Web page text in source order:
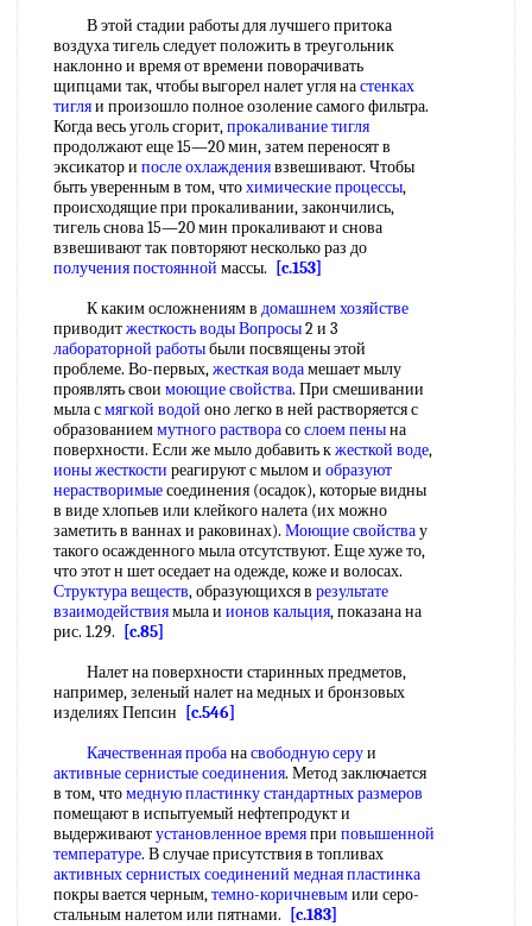
В этой стадии работы для лучшего притока
воздуха тигель следует положить в треугольник
наклонно и время от времени поворачивать
щипцами так, чтобы выгорел налет угля настенках
тигляи произошло полное озоление самого фильтра.
Когда весь уголь сгорит,прокаливание тигля
продолжают еще 15—20 мин, затем переносят в
эксикатор и после охлаждениявзвешивают. Чтобы
быть уверенным в том, чтохимические процессы,
происходящие при прокаливании, закончились,
тигель снова 15—20 мин прокаливают и снова
взвешивают так повторяют несколько раз до
получения постоянной массы.
[c.153]
К каким осложнениям в домашнем хозяйстве
приводитжесткость воды Вопросы2 и 3
лабораторной работыбыли посвящены этой
проблеме. Во-первых,жесткая водамешает мылу
проявлять свои моющие свойства. При смешивании
мыла смягкой водой оно легко в ней растворяется с
образованиеммутного растворасослоем пенына
поверхности. Если же мыло добавить кжесткой воде,
ионы жесткости реагируют с мылом и образуют
нерастворимыесоединения (осадок), которые видны
в виде хлопьев или клейкого налета (их можно
заметить в ваннах и раковинах). Моющие свойствау
такого осажденного мыла отсутствуют. Еще хуже то,
что этот н шет оседает на одежде, коже и волосах.
Структура веществ, образующихся в результате
взаимодействиямыла и ионов кальция, показана на
рис. 1.29.
[c.85]
Налет на поверхности старинных предметов,
например, зеленый налет на медных и бронзовых
изделиях Пепсин
[c.546]
Качественная пробанасвободную серуи
активные сернистые соединения. Метод заключается
в том, чтомедную пластинкустандартных размеров
помещают в испытуемый нефтепродукт и
выдерживаютустановленное времяпри повышенной
температуре. В случае присутствия в топливах
активных сернистых соединений медная пластинка
покры вается черным,темно-коричневымили серо-
стальным налетом или пятнами.
[c.183]